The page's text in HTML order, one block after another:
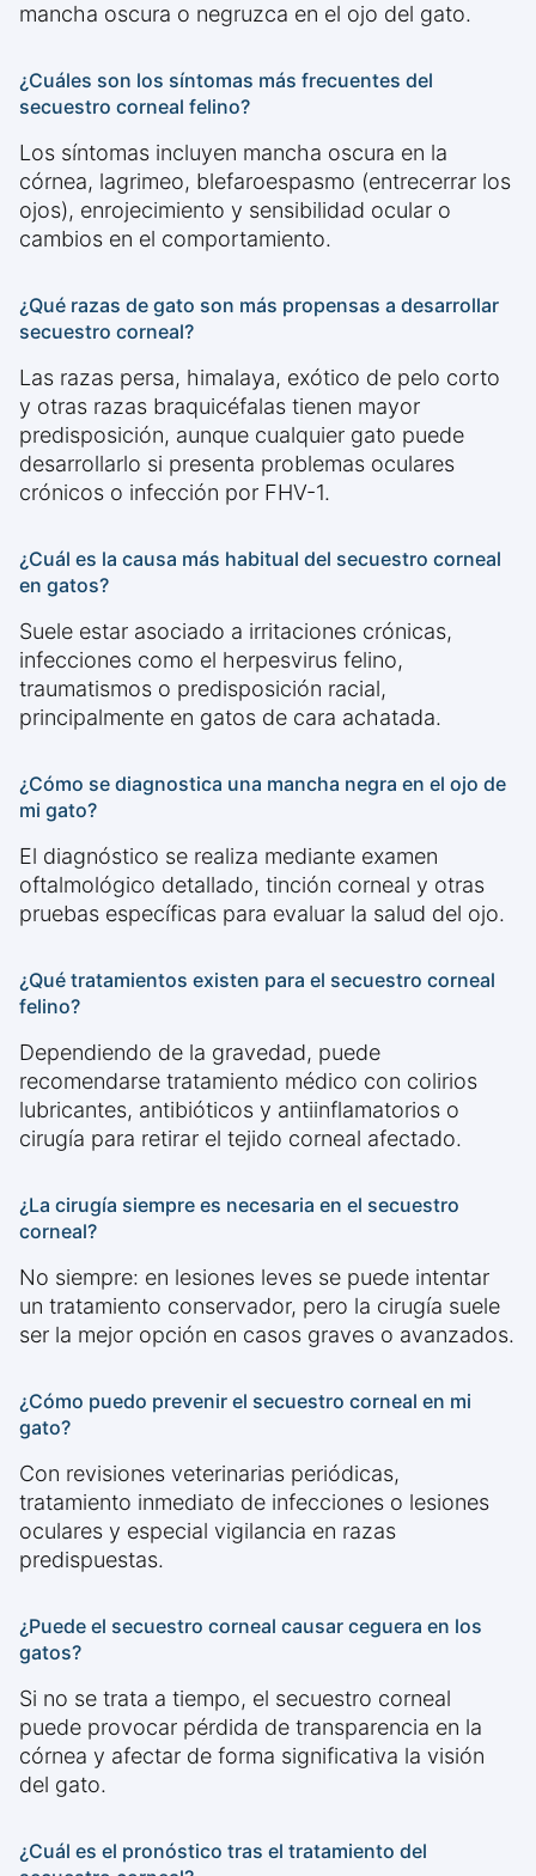
mancha oscura o negruzca en el ojo del gato.
¿Cuáles son los síntomas más frecuentes del
secuestro corneal felino?
Los síntomas incluyen mancha oscura en la
córnea, lagrimeo, blefaroespasmo (entrecerrar los
ojos), enrojecimiento y sensibilidad ocular o
cambios en el comportamiento.
¿Qué razas de gato son más propensas a desarrollar
secuestro corneal?
Las razas persa, himalaya, exótico de pelo corto
y otras razas braquicéfalas tienen mayor
predisposición, aunque cualquier gato puede
desarrollarlo si presenta problemas oculares
crónicos o infección por FHV-1.
¿Cuál es la causa más habitual del secuestro corneal
en gatos?
Suele estar asociado a irritaciones crónicas,
infecciones como el herpesvirus felino,
traumatismos o predisposición racial,
principalmente en gatos de cara achatada.
¿Cómo se diagnostica una mancha negra en el ojo de
mi gato?
El diagnóstico se realiza mediante examen
oftalmológico detallado, tinción corneal y otras
pruebas específicas para evaluar la salud del ojo.
¿Qué tratamientos existen para el secuestro corneal
felino?
Dependiendo de la gravedad, puede
recomendarse tratamiento médico con colirios
lubricantes, antibióticos y antiinflamatorios o
cirugía para retirar el tejido corneal afectado.
¿La cirugía siempre es necesaria en el secuestro
corneal?
No siempre: en lesiones leves se puede intentar
un tratamiento conservador, pero la cirugía suele
ser la mejor opción en casos graves o avanzados.
¿Cómo puedo prevenir el secuestro corneal en mi
gato?
Con revisiones veterinarias periódicas,
tratamiento inmediato de infecciones o lesiones
oculares y especial vigilancia en razas
predispuestas.
¿Puede el secuestro corneal causar ceguera en los
gatos?
Si no se trata a tiempo, el secuestro corneal
puede provocar pérdida de transparencia en la
córnea y afectar de forma significativa la visión
del gato.
¿Cuál es el pronóstico tras el tratamiento del